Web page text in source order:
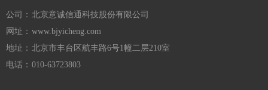
公司： 北京意诚信通科技股份有限公司
网址： www.bjyicheng.com
地址： 北京市丰台区航丰路6号1幢二层210室
电话： 010-63723803